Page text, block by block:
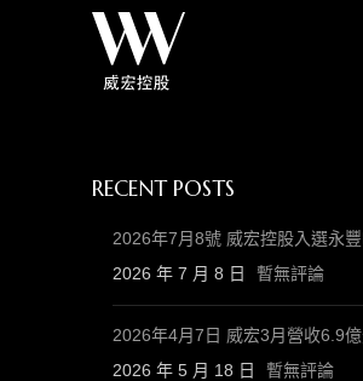
RECENT POSTS
2026年7月8號 威宏控股入選永
2026 年 7 月 8 日
暫無評論
2026年4月7日 威宏3月營收6.9
2026 年 5 月 18 日
暫無評論